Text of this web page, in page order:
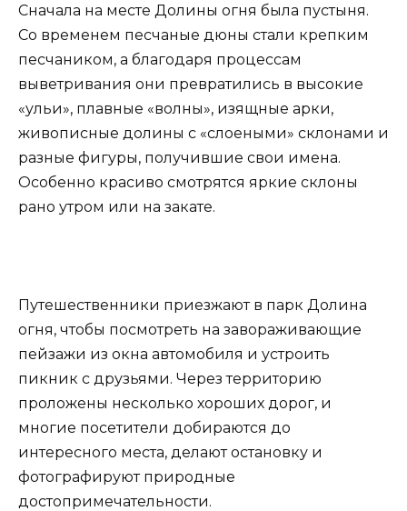
Сначала на месте Долины огня была пустыня.
Со временем песчаные дюны стали крепким
песчаником, а благодаря процессам
выветривания они превратились в высокие
«ульи», плавные «волны», изящные арки,
живописные долины с «слоеными» склонами и
разные фигуры, получившие свои имена.
Особенно красиво смотрятся яркие склоны
рано утром или на закате.
Путешественники приезжают в парк Долина
огня, чтобы посмотреть на завораживающие
пейзажи из окна автомобиля и устроить
пикник с друзьями. Через территорию
проложены несколько хороших дорог, и
многие посетители добираются до
интересного места, делают остановку и
фотографируют природные
достопримечательности.